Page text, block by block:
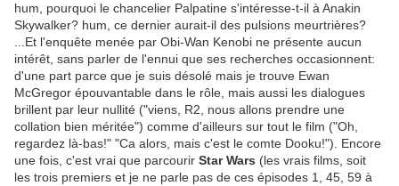
hum, pourquoi le chancelier Palpatine s'intéresse-t-il à Anakin
Skywalker? hum, ce dernier aurait-il des pulsions meurtrières?
...Et l'enquête menée par Obi-Wan Kenobi ne présente aucun
intérêt, sans parler de l'ennui que ses recherches occasionnent:
d'une part parce que je suis désolé mais je trouve Ewan
McGregor épouvantable dans le rôle, mais aussi les dialogues
brillent par leur nullité ("viens, R2, nous allons prendre une
collation bien méritée") comme d'ailleurs sur tout le film ("Oh,
regardez là-bas!" "Ca alors, mais c'est le comte Dooku!"). Encore
une fois, c'est vrai que parcourir Star Wars (les vrais films, soit
les trois premiers et je ne parle pas de ces épisodes 1, 45, 59 à